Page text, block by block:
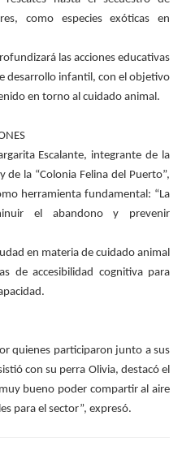
como especies exóticas en
las acciones educativas
desarrollo infantil, con el objetivo
en torno al cuidado animal.
Escalante, integrante de la
de la “Colonia Felina del Puerto”,
herramienta fundamental: “La
el abandono y prevenir
en materia de cuidado animal
de accesibilidad cognitiva para
quienes participaron junto a sus
con su perra Olivia, destacó el
bueno poder compartir al aire
para el sector”, expresó.